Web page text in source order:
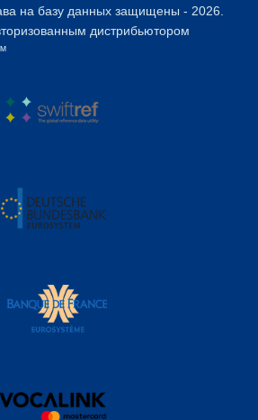
на базу данных защищены - 2026.
дистрибьютором